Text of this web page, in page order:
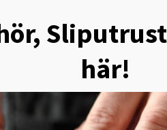
här!